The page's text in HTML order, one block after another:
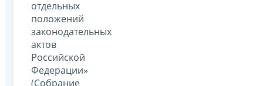
отдельных
положений
законодательных
актов
Российской
Федерации»
(Собрание